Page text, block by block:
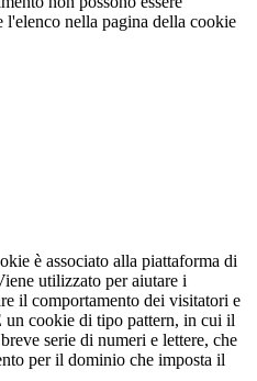
nella pagina della cookie
è associato alla piattaforma di
utilizzato per aiutare i
il comportamento dei visitatori e
un cookie di tipo pattern, in cui il
serie di numeri e lettere, che
per il dominio che imposta il